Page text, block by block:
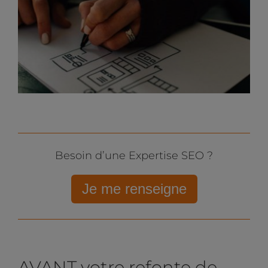
Besoin d’une Expertise SEO ?
Je me renseigne